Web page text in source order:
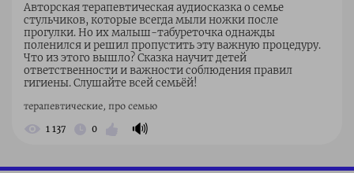
Авторская терапевтическая аудиосказка о семье
стульчиков, которые всегда мыли ножки после
прогулки. Но их малыш-табуреточка однажды
поленился и решил пропустить эту важную процедуру.
Что из этого вышло? Сказка научит детей
ответственности и важности соблюдения правил
гигиены. Слушайте всей семьёй!
терапевтические, про семью
1 137 0 🔊